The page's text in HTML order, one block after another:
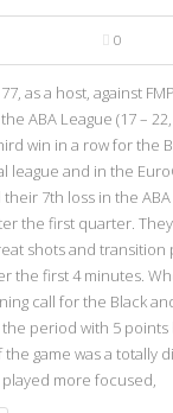
0
as a host, against
ABA League (17 – 22,
win in a row for the
league and in the
7th loss in the ABA
the first quarter.
shots and transition
the first 4 minutes.
call for the Black
period with 5 points
game was a totally
more focused,